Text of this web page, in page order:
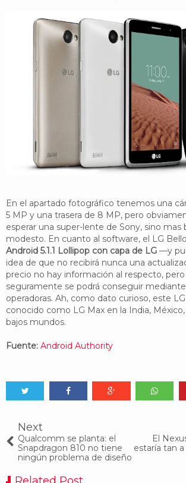
En el apartado fotográfico tenemos una
5 MP y una trasera de 8 MP, pero
esperar una super-lente de Sony, sino mas
modesto. En cuanto al software, el LG
Android 5.1.1 Lollipop con capa de LG —y
idea de que no recibirá nunca una
precio no hay información al respecto,
seguramente se podrá conseguir
operadoras. Ah, como dato curioso, este
conocido como LG Max en la India,
bajos mundos.
Fuente: Android Authority
Next
Qualcomm se planta: el
Snapdragon 810 no tiene
ningún problema de diseño
El
estaría tan